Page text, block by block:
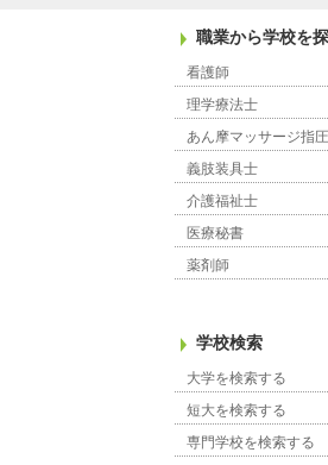
職業から学校を
看護師
理学療法士
あん摩マッサージ指
義肢装具士
介護福祉士
医療秘書
薬剤師
学校検索
大学を検索する
短大を検索する
専門学校を検索する